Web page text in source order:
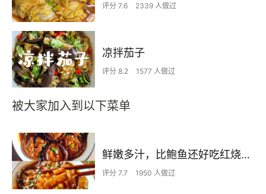
评分 7.6 2339 人做过
凉拌茄子
评分 8.2 1577 人做过
被大家加入到以下菜单
鲜嫩多汁，比鲍鱼还好吃红烧香菇
评分 7.7 1950 人做过